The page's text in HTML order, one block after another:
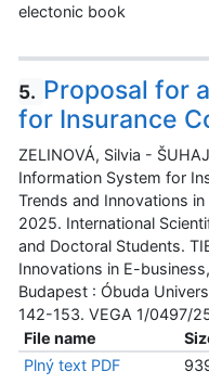
electonic book
5. Proposal for
for Insurance
ZELINOVÁ, Silvia -
Information System for
Trends and Innovations
2025. International
and Doctoral Students.
Innovations in E-
Budapest : Óbuda
142-153. VEGA 1/0497/
File name
Plný text PDF